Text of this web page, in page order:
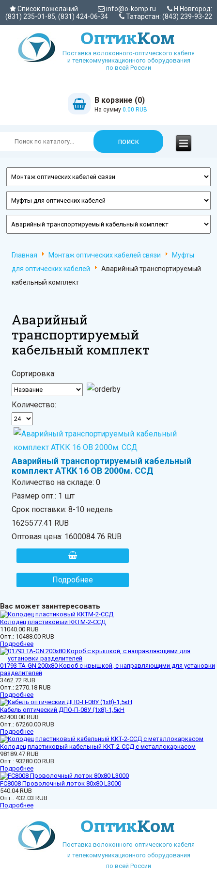
Список пожеланий info@o-komp.ru
Н.Новгород:
(831) 235-01-85, (831) 424-06-34
Татарстан: (843) 239-93-22
Поставка волоконного-оптического кабеля
и телекоммуникационного оборудования
по всей России
В корзине (0)
На сумму 0.00 RUB
Главная Монтаж оптических кабелей связи
Муфты
для оптических кабелей
Аварийный транспортируемый
кабельный комплект
Аварийный
транспортируемый
кабельный комплект
Сортировка:
Количество:
Аварийный транспортируемый кабельный
комплект АТКК 16 ОВ 2000м. ССД
Количество на складе:0
Размер опт.: 1 шт
Срок поставки: 8-10 недель
1625577.41 RUB
Оптовая цена: 1600084.76 RUB
Подробнее
Вас может заинтересовать
Колодец пластиковый ККТМ-2-ССД
11040.00 RUB
Опт.: 10488.00 RUB
Подробнее
01793 ТА-GN 200x80 Короб с крышкой, с направляющими для установки
разделителей
3462.72 RUB
Опт.: 2770.18 RUB
Подробнее
Кабель оптический ДПО-П-08У (1х8)-1,5кН
62400.00 RUB
Опт.: 67260.00 RUB
Подробнее
Колодец пластиковый кабельный ККТ-2-ССД с металлокаркасом
98189.47 RUB
Опт.: 93280.00 RUB
Подробнее
FC8008 Проволочный лоток 80х80 L3000
540.04 RUB
Опт.: 432.03 RUB
Подробнее
Поставка волоконного-оптического кабеля
и телекоммуникационного оборудования
по всей России